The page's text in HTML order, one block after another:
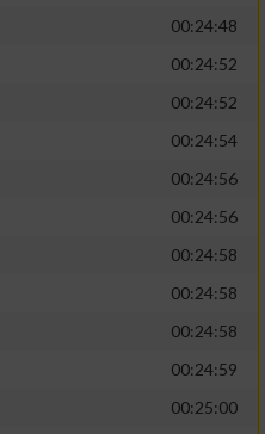
00:24:48
00:24:52
00:24:52
00:24:54
00:24:56
00:24:56
00:24:58
00:24:58
00:24:58
00:24:59
00:25:00